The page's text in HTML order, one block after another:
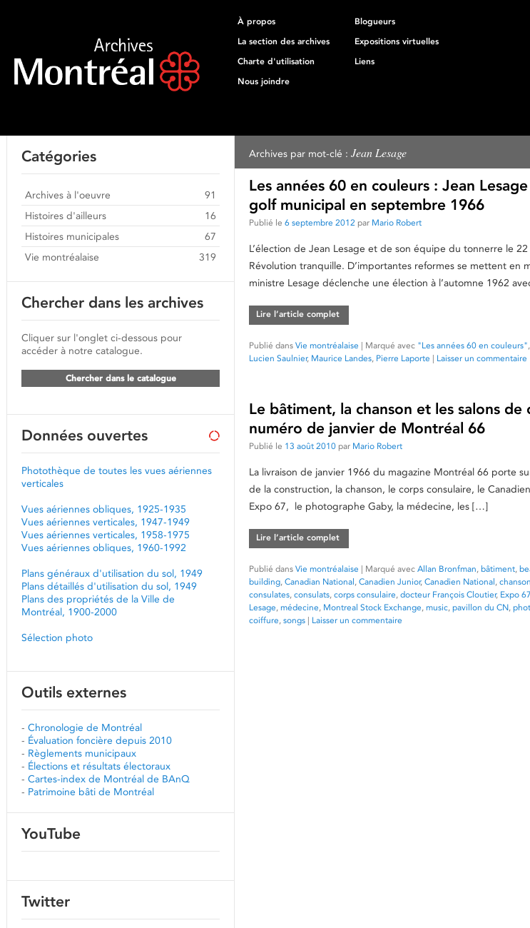
À propos
Blogueurs
La section des archives
Expositions virtuelles
Charte d'utilisation
Liens
Nous joindre
Archives par mot-clé : Jean Lesage
Les années 60 en couleurs : Jean
golf municipal en septembre 1966
Publié le 6 septembre 2012 par Mario Robert
L’élection de Jean Lesage et de son équipe du tonnerre le
Révolution tranquille. D’importantes reformes se mettent en
ministre Lesage déclenche une élection à l’automne 1962
Lire l’article complet
Publié dans Vie montréalaise | Marqué avec "Les années 60 en couleurs",
Lucien Saulnier, Maurice Landes, Pierre Laporte | Laisser un commentaire
Le bâtiment, la chanson et les salons de
numéro de janvier de Montréal 66
Publié le 13 août 2010 par Mario Robert
La livraison de janvier 1966 du magazine Montréal 66 porte
de la construction, la chanson, le corps consulaire, le
Expo 67, le photographe Gaby, la médecine, les […]
Lire l’article complet
Publié dans Vie montréalaise | Marqué avec Allan Bronfman, bâtiment,
building, Canadian National, Canadien Junior, Canadien National, chanson
consulates, consulats, corps consulaire, docteur François Cloutier, Expo 67
Lesage, médecine, Montreal Stock Exchange, music, pavillon du CN,
coiffure, songs | Laisser un commentaire
Catégories
Archives à l'oeuvre
91
Histoires d'ailleurs
16
Histoires municipales
67
Vie montréalaise
319
Chercher dans les archives
Cliquer sur l'onglet ci-dessous pour
accéder à notre catalogue.
Chercher dans le catalogue
Données ouvertes
Photothèque de toutes les vues aériennes
verticales
Vues aériennes obliques, 1925-1935
Vues aériennes verticales, 1947-1949
Vues aériennes verticales, 1958-1975
Vues aériennes obliques, 1960-1992
Plans généraux d'utilisation du sol, 1949
Plans détaillés d'utilisation du sol, 1949
Plans des propriétés de la Ville de
Montréal, 1900-2000
Sélection photo
Outils externes
- Chronologie de Montréal
- Évaluation foncière depuis 2010
- Règlements municipaux
- Élections et résultats électoraux
- Cartes-index de Montréal de BAnQ
- Patrimoine bâti de Montréal
YouTube
Twitter